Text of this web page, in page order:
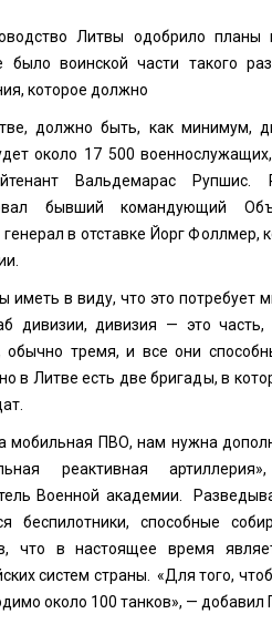
Литвы одобрило планы
было воинской части такого
которое должно
должно быть, как минимум,
около 17 500
Вальдемарас
бывший командующий
в отставке Йорг Фоллмер,
иметь в виду, что это потребует
дивизии, дивизия — это часть,
обычно тремя, и все они
в Литве есть две бригады, в
мобильная ПВО, нам нужна
реактивная
Военной академии.
беспилотники, способные
что в настоящее время
систем страны. «Для того,
около 100 танков», — добавил